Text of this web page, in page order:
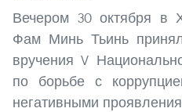
Вечером 30 октября в
Фам Минь Тьинь
вручения V
по борьбе с
негативными